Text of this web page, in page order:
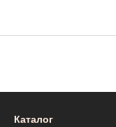
Каталог